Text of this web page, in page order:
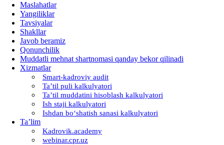
Maslahatlar
Yangiliklar
Tavsiyalar
Shakllar
Javob beramiz
Qonunchilik
Muddatli mehnat shartnomasi qanday bekor qilinadi
Xizmatlar
Smart-kadroviy audit
Ta’til puli kalkulyatori
Ta’til muddatini hisoblash kalkulyatori
Ish staji kalkulyatori
Ishdan boʻshatish sanasi kalkulyatori
Ta’lim
Kadrovik.academy
webinar.cpr.uz